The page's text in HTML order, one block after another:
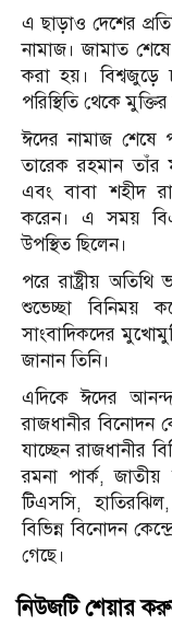
এ ছাড়াও দেশের
নামাজ। জামাত
করা হয়। বিশ্বজুড়ে
পরিস্থিতি থেকে
ঈদের নামাজ শেষে
তারেক রহমান তাঁর
এবং বাবা শহীদ
করেন। এ সময়
উপস্থিত ছিলেন।
পরে রাষ্ট্রীয়
শুভেচ্ছা বিনিময়
সাংবাদিকদের
জানান তিনি।
এদিকে ঈদের
রাজধানীর বিনোদন
যাচ্ছেন রাজধানীর
রমনা পার্ক, জাতীয়
টিএসসি,
বিভিন্ন বিনোদন
গেছে।
নিউজটি শেয়ার